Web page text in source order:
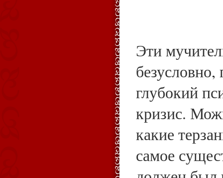
Эти
глубокий
кризис.
какие
самое